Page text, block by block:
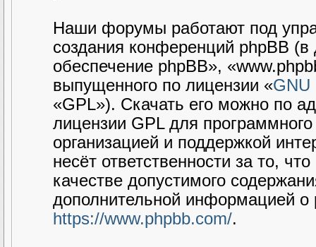
Наши форумы работают под
создания конференций phpBB
обеспечение phpBB»,
выпущенного по лицензии «GNU
«GPL»). Скачать его можно по
лицензии GPL для
организацией и поддержкой
несёт ответственности за то,
качестве допустимого
дополнительной информацией
https://www.phpbb.com/.